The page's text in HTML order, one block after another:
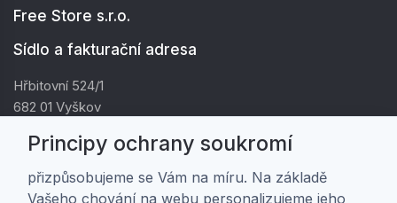
Free Store s.r.o.
Sídlo a fakturační adresa
Hřbitovní 524/1
682 01 Vyškov
DIČ: CZ01805878
Principy ochrany soukromí
přizpůsobujeme se Vám na míru. Na základě
Vašeho chování na webu personalizujeme jeho